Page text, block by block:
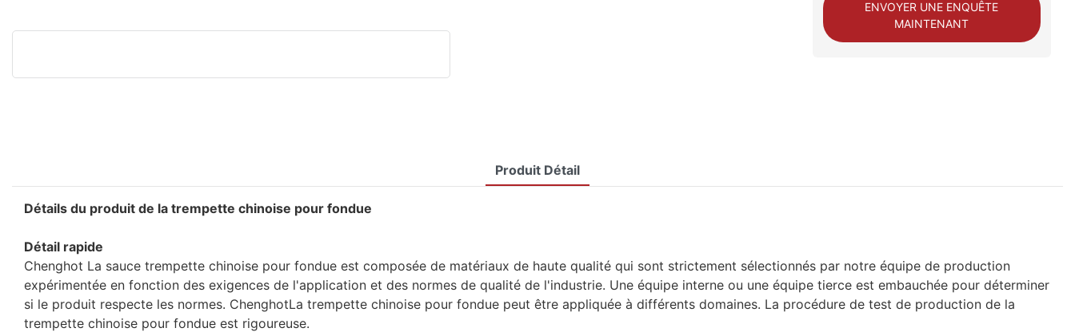
ENVOYER UNE ENQUÊTE
MAINTENANT
Produit Détail
Détails du produit de la trempette chinoise pour fondue
Détail rapide
Chenghot La sauce trempette chinoise pour fondue est composée de matériaux de haute qualité qui sont strictement sélectionnés par notre équipe de production
expérimentée en fonction des exigences de l'application et des normes de qualité de l'industrie. Une équipe interne ou une équipe tierce est embauchée pour déterminer
si le produit respecte les normes. ChenghotLa trempette chinoise pour fondue peut être appliquée à différents domaines. La procédure de test de production de la
trempette chinoise pour fondue est rigoureuse.